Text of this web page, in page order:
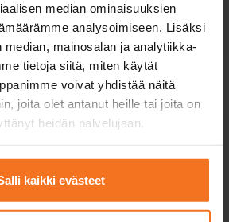
median ominaisuuksien
analysoimiseen. Lisäksi
median, mainosalan ja analytiikka-
tietoja siitä, miten käytät
voivat yhdistää näitä
joita olet antanut heille tai joita on
heidän palvelujaan.
kaikki evästeet
anmäla dig
(2 körlektion)
via avbetalning